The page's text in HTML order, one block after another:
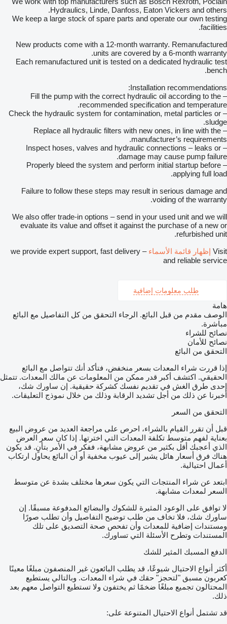
Hydraulics, Linde, Danfoss, Eaton Vickers and others.
We keep a large stock of spare parts and operate our own testing
facilities.
New products come with a 12-month warranty. Remanufactured
units are covered by a 6-month warranty.
Each remanufactured unit is tested on a dedicated hydraulic test
bench.
Installation recommendations:
– Fill the pump with the correct hydraulic oil according to the
recommended specification and temperature.
– Check the hydraulic system for contamination, metal particles or
sludge.
– Replace all hydraulic filters with new ones, in line with the
manufacturer’s requirements.
– Inspect hoses, valves and hydraulic connections – leaks or
damage may cause pump failure.
– Properly bleed the system and perform initial startup before
applying full load.
Failure to follow these steps may result in serious damage and
voiding of the warranty.
We also offer trade-in options – send in your used unit and we will
evaluate its value and offset it against the purchase of a new or
refurbished unit.
Visit إظهار قائمة الأسماء
– we provide expert support, fast delivery
and reliable service
طلب معلومات إضافية
هامة
الوصف مقدم من قبل البائع. الرجاء التحقق من كل التفاصيل مع البائع
مباشرة.
نصائح للشراء
نصائح للأمان
التحقق من البائع
إذا قررت شراء المعدات بسعر منخفض، فتأكد أنك تتواصل مع البائع
الحقيقي. اكتشف أكبر قدر ممكن من المعلومات عن مالك المعدات. تتمثل
إحدى طرق الغش في تقديم نفسك كشركة حقيقية. إن ساورك شك،
أخبرنا عن ذلك من أجل تشديد الرقابة وذلك من خلال نموذج التعليقات.
التحقق من السعر
قبل أن تقرر القيام بالشراء، احرص على مراجعة العديد من عروض البيع
بعناية لفهم متوسط تكلفة المعدات التي اخترتها. إذا كان سعر العرض
الذي أعجبك أقل بكثير من عروض مشابهة، ففكر في الأمر بتأنٍ. قد يكون
هناك فرق أسعار هائل يشير إلى عيوب مخفية أو أن البائع يحاول ارتكاب
أعمال احتيالية.
ابتعد عن شراء المنتجات التي يكون سعرها مختلف بشدة عن متوسط
السعر لمعدات مشابهة.
لا توافق على الوعود المثيرة للشكوك والبضائع المدفوعة مسبقًا. إن
ساورك شك، فلا تخاف من طلب توضيح التفاصيل وأن تطلب صورًا
ومستندات إضافية للمعدات وأن تفحص صحة التصديق على تلك
المستندات وتطرح الأسئلة التي تساورك.
الدفع المسبك المثير للشك
أكثر أنواع الاحتيال شيوعًا، قد يطلب البائعون غير المنصفون مبلغًا معينًا
كعربون مسبق "لتحجز" حقك في شراء المعدات. وبالتالي يستطيع
المحتالون تجميع مبلغًا ضخمًا ثم يختفون ولا تستطيع التواصل معهم بعد
ذلك.
قد تشتمل أنواع الاحتيال المتنوعة على: